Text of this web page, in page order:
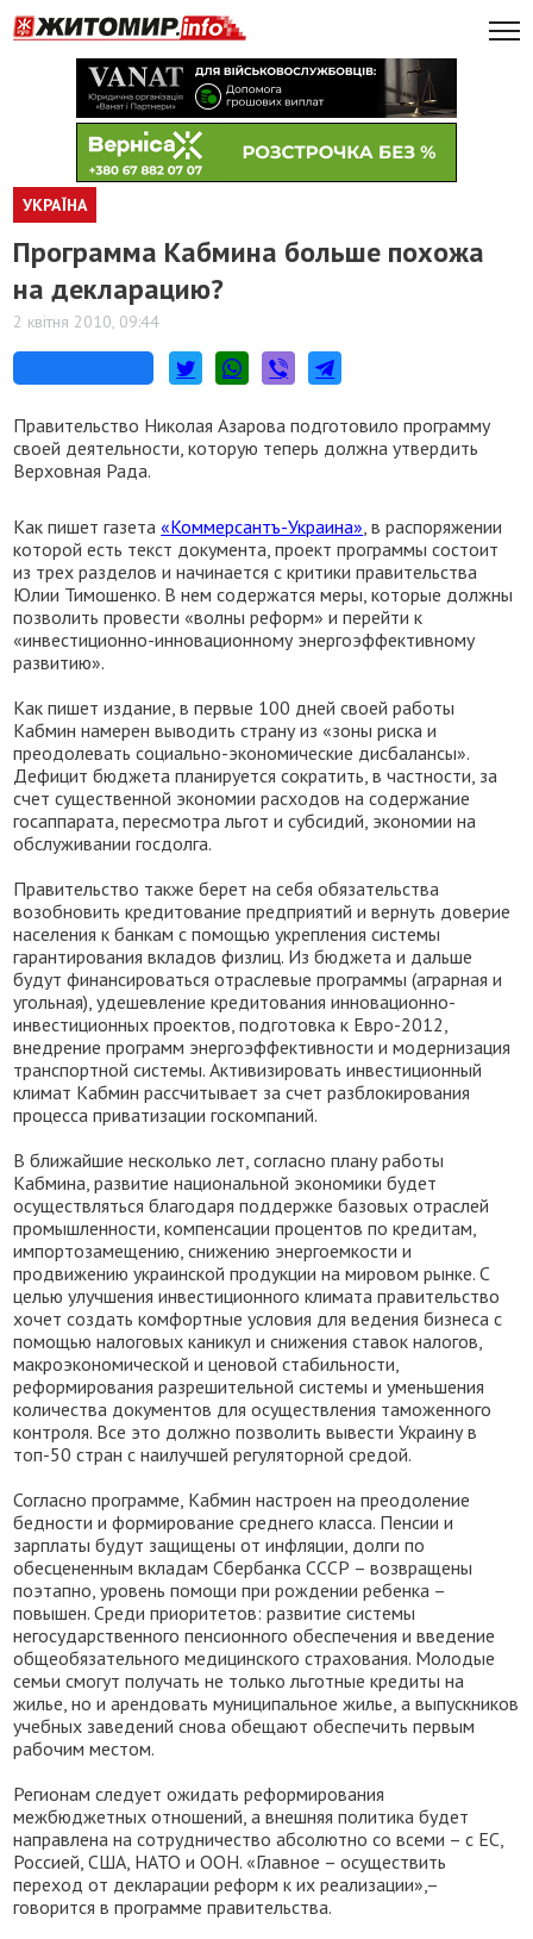
УКРАЇНА
Программа Кабмина больше похожа
на декларацию?
2 квітня 2010, 09:44
Правительство Николая Азарова подготовило программу
своей деятельности, которую теперь должна утвердить
Верховная Рада.
Как пишет газета«Коммерсантъ-Украина», в распоряжении
которой есть текст документа, проект программы состоит
из трех разделов и начинается с критики правительства
Юлии Тимошенко. В нем содержатся меры, которые должны
позволить провести «волны реформ» и перейти к
«инвестиционно-инновационному энергоэффективному
развитию».
Как пишет издание, в первые 100 дней своей работы
Кабмин намерен выводить страну из «зоны риска и
преодолевать социально-экономические дисбалансы».
Дефицит бюджета планируется сократить, в частности, за
счет существенной экономии расходов на содержание
госаппарата, пересмотра льгот и субсидий, экономии на
обслуживании госдолга.
Правительство также берет на себя обязательства
возобновить кредитование предприятий и вернуть доверие
населения к банкам с помощью укрепления системы
гарантирования вкладов физлиц. Из бюджета и дальше
будут финансироваться отраслевые программы (аграрная и
угольная), удешевление кредитования инновационно-
инвестиционных проектов, подготовка к Евро-2012,
внедрение программ энергоэффективности и модернизация
транспортной системы. Активизировать инвестиционный
климат Кабмин рассчитывает за счет разблокирования
процесса приватизации госкомпаний.
В ближайшие несколько лет, согласно плану работы
Кабмина, развитие национальной экономики будет
осуществляться благодаря поддержке базовых отраслей
промышленности, компенсации процентов по кредитам,
импортозамещению, снижению энергоемкости и
продвижению украинской продукции на мировом рынке. С
целью улучшения инвестиционного климата правительство
хочет создать комфортные условия для ведения бизнеса с
помощью налоговых каникул и снижения ставок налогов,
макроэкономической и ценовой стабильности,
реформирования разрешительной системы и уменьшения
количества документов для осуществления таможенного
контроля. Все это должно позволить вывести Украину в
топ-50 стран с наилучшей регуляторной средой.
Согласно программе, Кабмин настроен на преодоление
бедности и формирование среднего класса. Пенсии и
зарплаты будут защищены от инфляции, долги по
обесцененным вкладам Сбербанка СССР – возвращены
поэтапно, уровень помощи при рождении ребенка –
повышен. Среди приоритетов: развитие системы
негосударственного пенсионного обеспечения и введение
общеобязательного медицинского страхования. Молодые
семьи смогут получать не только льготные кредиты на
жилье, но и арендовать муниципальное жилье, а выпускников
учебных заведений снова обещают обеспечить первым
рабочим местом.
Регионам следует ожидать реформирования
межбюджетных отношений, а внешняя политика будет
направлена на сотрудничество абсолютно со всеми – с ЕС,
Россией, США, НАТО и ООН. «Главное – осуществить
переход от декларации реформ к их реализации»,–
говорится в программе правительства.